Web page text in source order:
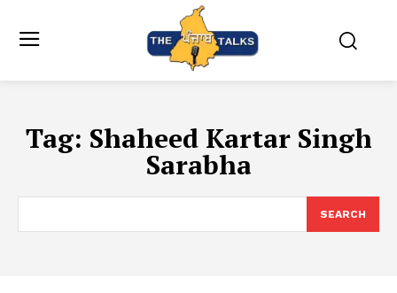
Tag: Shaheed Kartar Singh
Sarabha
SEARCH